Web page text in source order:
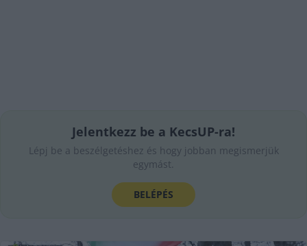
Jelentkezz be a KecsUP-ra!
Lépj be a beszélgetéshez és hogy jobban megismerjük
egymást.
BELÉPÉS